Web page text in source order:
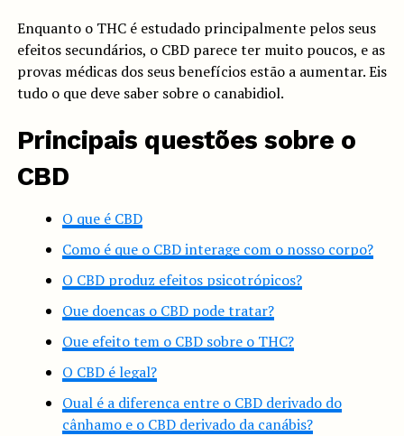
Enquanto o THC é estudado principalmente pelos seus
efeitos secundários, o CBD parece ter muito poucos, e as
provas médicas dos seus benefícios estão a aumentar. Eis
tudo o que deve saber sobre o canabidiol.
Principais questões sobre o
CBD
O que é CBD
Como é que o CBD interage com o nosso corpo?
O CBD produz efeitos psicotrópicos?
Que doenças o CBD pode tratar?
Que efeito tem o CBD sobre o THC?
O CBD é legal?
Qual é a diferença entre o CBD derivado do
cânhamo e o CBD derivado da canábis?